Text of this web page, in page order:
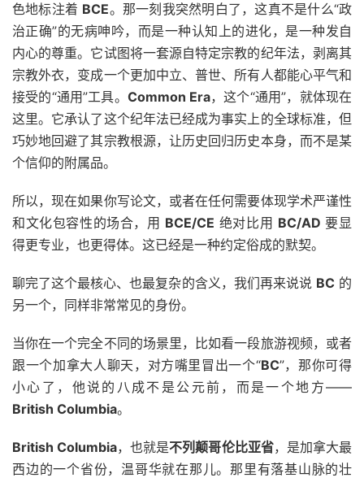
色地标注着 BCE。那一刻我突然明白了，这真不是什么“政
治正确”的无病呻吟，而是一种认知上的进化，是一种发自
内心的尊重。它试图将一套源自特定宗教的纪年法，剥离其
宗教外衣，变成一个更加中立、普世、所有人都能心平气和
接受的“通用”工具。 Common Era，这个“通用”，就体现在
这里。它承认了这个纪年法已经成为事实上的全球标准，但
巧妙地回避了其宗教根源，让历史回归历史本身，而不是某
个信仰的附属品。
所以，现在如果你写论文，或者在任何需要体现学术严谨性
和文化包容性的场合，用 BCE/CE 绝对比用 BC/AD 要显
得更专业，也更得体。这已经是一种约定俗成的默契。
聊完了这个最核心、也最复杂的含义，我们再来说说 BC 的
另一个，同样非常常见的身份。
当你在一个完全不同的场景里，比如看一段旅游视频，或者
跟一个加拿大人聊天，对方嘴里冒出一个“BC”，那你可得
小心了，他说的八成不是公元前，而是一个地方——
British Columbia。
British Columbia，也就是不列颠哥伦比亚省，是加拿大最
西边的一个省份，温哥华就在那儿。那里有落基山脉的壮